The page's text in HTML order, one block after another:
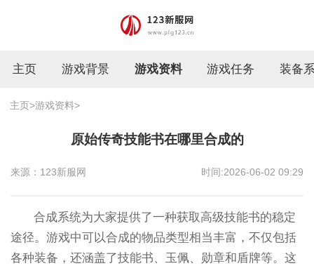
主页 游戏背景 游戏资料 游戏任务 装备
主页>游戏资料>
原始传奇技能书在哪里合成的
来源：123新服网 时间:2026-06-02 09:29
合成系统为大家提供了一种获取高级技能书的稳定
途径。游戏中可以合成的物品类型相当丰富，不仅包括
各种装备，还涵盖了技能书、玉佩、勋章和盾牌等。这